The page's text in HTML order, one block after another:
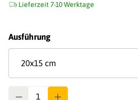
Lieferzeit 7-10 Werktage
Ausführungauswählen